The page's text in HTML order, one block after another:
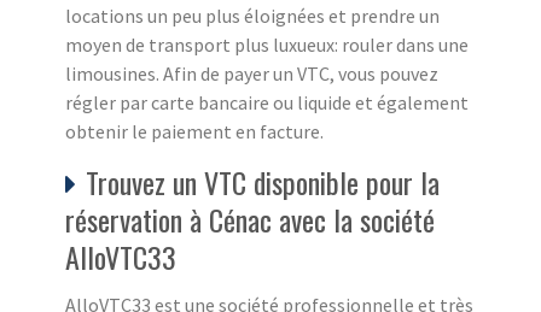
locations un peu plus éloignées et prendre un
moyen de transport plus luxueux: rouler dans une
limousines. Afin de payer un VTC, vous pouvez
régler par carte bancaire ou liquide et également
obtenir le paiement en facture.
Trouvez un VTC disponible pour la
réservation à Cénac avec la société
AlloVTC33
AlloVTC33 est une société professionnelle et très